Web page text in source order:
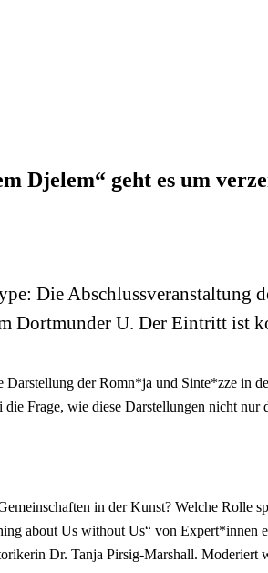
Djelem“ geht es um
Die Abschlussveranstaltung
Dortmunder U. Der Eintritt ist
der Romn*ja und Sinte*zze in
Frage, wie diese Darstellungen nicht
in der Kunst? Welche
about Us without Us“ von
Dr. Tanja Pirsig-Marshall.